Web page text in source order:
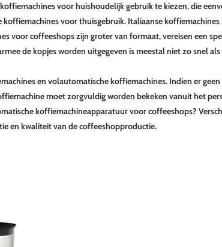
voor huishoudelijk gebruik te kiezen, die
voor thuisgebruik. Italiaanse
voor coffeeshops zijn groter van formaat, vereisen een
de kopjes worden uitgegeven is meestal niet zo snel
en volautomatische koffiemachines. Indien er
moet zorgvuldig worden bekeken vanuit het
koffiemachineapparatuur voor coffeeshops?
en kwaliteit van de coffeeshopproductie.